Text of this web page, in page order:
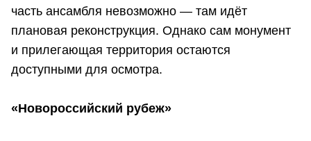
часть ансамбля невозможно — там идёт
плановая реконструкция. Однако сам монумент
и прилегающая территория остаются
доступными для осмотра.
«Новороссийский рубеж»